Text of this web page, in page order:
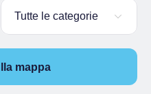
Tutte le categorie
mappa